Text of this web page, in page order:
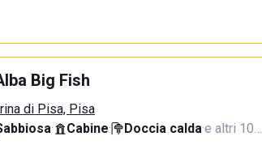
Big Fish
di Pisa, Pisa
· Cabine· Doccia calda·e altri 10…